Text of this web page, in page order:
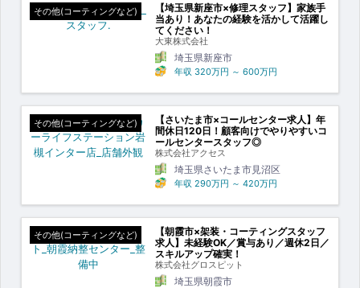
その他(コーティングなど)
【埼玉県新座市×修理スタッフ】家族手
当あり！あなたの経験を活かして活躍し
てください！
大東株式会社
埼玉県新座市
年収 320万円 ～ 600万円
その他(コーティングなど)
【さいたま市×コールセンター求人】年
間休日120日！顧客向けでやりやすいコ
ールセンタースタッフ◎
株式会社アクセス
埼玉県さいたま市見沼区
年収 290万円 ～ 420万円
その他(コーティングなど)
【朝霞市×架装・コーティングスタッフ
求人】未経験OK／賞与あり／週休2日／
スキルアップ確実！
株式会社グロスピット
埼玉県朝霞市